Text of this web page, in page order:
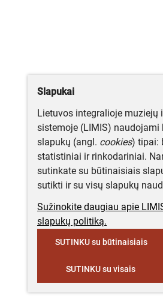
Slapukai
Lietuvos integralioje muziejų
sistemoje (LIMIS) naudojami
slapukų (angl. cookies) tipai:
statistiniai ir rinkodariniai.
sutinkate su būtinaisiais
sutikti ir su visų slapukų
Sužinokite daugiau apie
slapukų politiką.
SUTINKU su būtinaisiais
SUTINKU su visais